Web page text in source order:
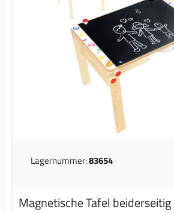
Lagernummer:83654
Magnetische Tafel beiderseitig